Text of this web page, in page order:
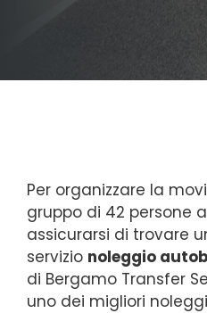
Per organizzare la
gruppo di 42 persone
assicurarsi di trovare
servizio noleggio
di Bergamo Transfer
uno dei migliori